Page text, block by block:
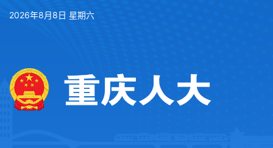
2026年8月8日 星期六